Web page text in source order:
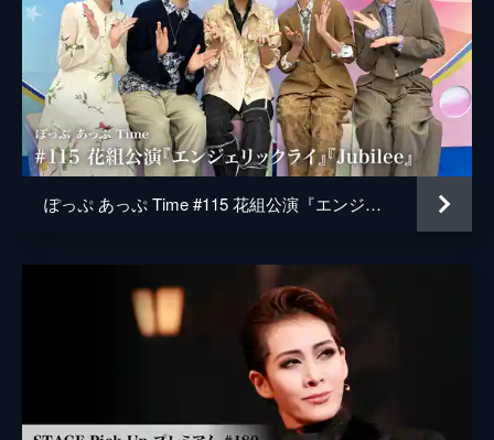
ぽっぷ あっぷ Time #115 花組公演『エンジェリックライ』『Jubilee』